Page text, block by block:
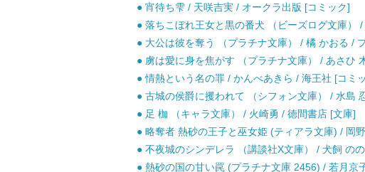
● 宵待ち雫 / 天咲吉実 / オークラ出版 [コミック]
● 落ちこぼれ王女と黒の番犬 （ビーズログ文庫）
● 大公は彼を奪う （プラチナ文庫） / 橘 かおる /
● 虜は愛に身を焦がす （プラチナ文庫） / あさひ
● 情熱という名の罪 / かんべあきら / 海王社 [コミ
● 古城の侯爵に攫われて （シフォン文庫） / 水島
● 足 枷 （キャラ文庫） / 火崎勇 / 徳間書店 [文庫]
● 略奪者 熱砂の王子と巫女姫 (ティアラ文庫) / 岡
● 不夜城のシンデレラ （講談社X文庫） / 犬飼 の
● 熱砂の国の甘い罠 (プラチナ文庫 2456) / 若月京